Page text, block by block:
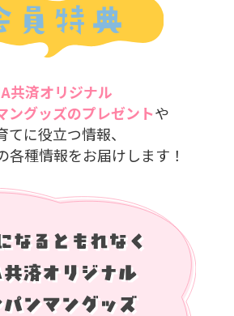
員特典
共済オリジナル
ングッズのプレゼントや
てに役立つ情報、
各種情報をお届けします！